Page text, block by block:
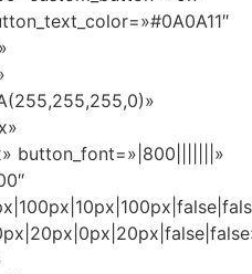
button_font=»|800|||||||»